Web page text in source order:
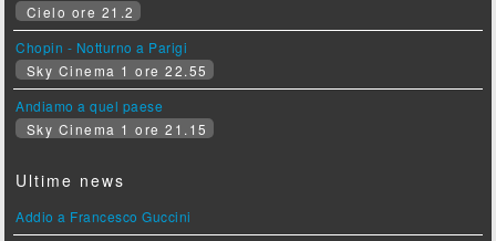
Cielo ore 21.2
Chopin - Notturno a Parigi
Sky Cinema 1 ore 22.55
Andiamo a quel paese
Sky Cinema 1 ore 21.15
Ultime news
Addio a Francesco Guccini